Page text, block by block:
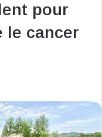
pour
le cancer